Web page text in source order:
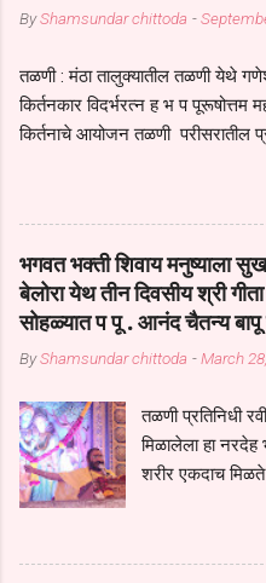
ByShamsundar chittoda -
तळणी : मंठा तालुक्यातील तळणी येथे
किर्तनकार विदर्भरत्न ह भ प पूरूषोत्तम
किर्तनाचे आयोजन तळणी परीसरातील
तुकाराम महाराज यांच्या *आपुला तो
नोहे* *येरती माईक दुःखाची जनीती*
सुंदर निरूपण केले सध्य स्थितीचा काळ
धर्ममंडपात बसलेली लोक ही खरच
जिवंत आहोत या महामारीतून जर
आधार आपल्याला घ्यावाच लागेल
आधार आहे सध्य स्थितीत मानव
सगळ्याना करून दीली आहे मनुष्याच्या
मोठा आधार असते परतू आज काल तीच
भगवत भक्ती शिवाय मनुष्याला
बेलोरा येथ तीन दिवसीय श्री
सोहळ्यात प पू . आनंद चैतन्य बापू
ByShamsundar chittoda -March
तळणी प्रतिनिधी
मिळालेला हा
शरीर एकदाच मिळते
संचय सारखे
पुण्याचा संचय जर